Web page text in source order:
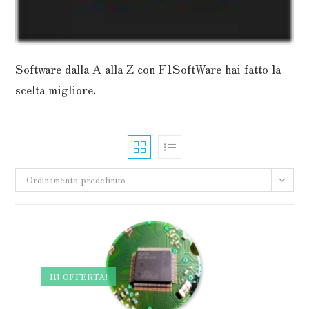
Software dalla A alla Z con F1SoftWare hai fatto la
scelta migliore.
Ordinamento predefinito
IN OFFERTA!